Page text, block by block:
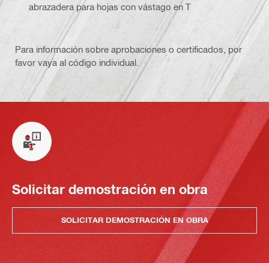
abrazadera para hojas con vástago en T
Para información sobre aprobaciones o certificados, por
favor vaya al código individual.
Solicitar demostración en obra
SOLICITAR DEMOSTRACIÓN EN OBRA